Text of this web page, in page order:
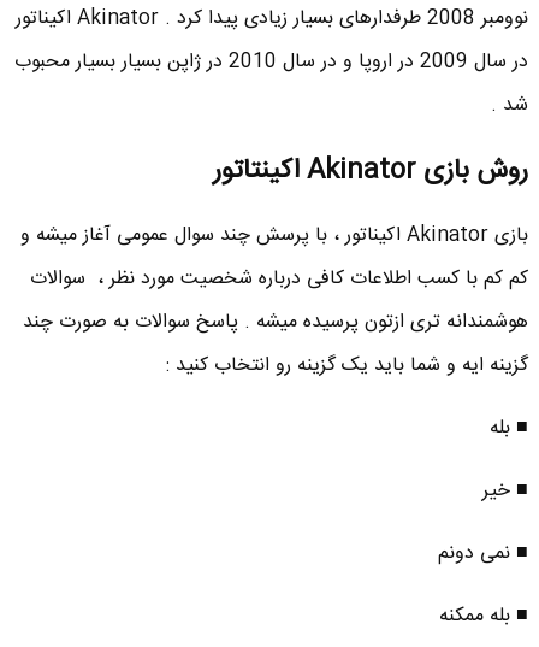
نوومبر 2008 طرفدارهای بسیار زیادی پیدا کرد . Akinator اکیناتور
در سال 2009 در اروپا و در سال 2010 در ژاپن بسیار بسیار محبوب
شد .
روش بازی Akinator اکینتاتور
بازی Akinator اکیناتور ، با پرسش چند سوال عمومی آغاز میشه و
کم کم با کسب اطلاعات کافی درباره شخصیت مورد نظر ، سوالات
هوشمندانه تری ازتون پرسیده میشه . پاسخ سوالات به صورت چند
گزینه ایه و شما باید یک گزینه رو انتخاب کنید :
■ بله
■ خیر
■ نمی دونم
■ بله ممکنه